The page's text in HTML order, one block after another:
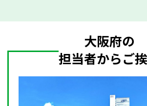
大阪府の
担当者からご